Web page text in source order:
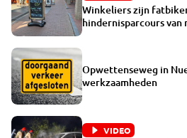
Winkeliers zijn
hindernisparcours van
Opwettenseweg in
werkzaamheden
VIDEO